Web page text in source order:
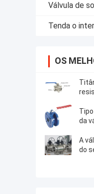
Válvula de
Tenda o
OS
Ss
da
A
do